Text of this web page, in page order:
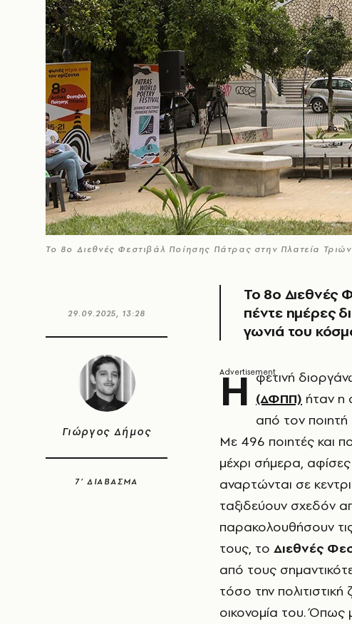
Το 8ο Διεθνές Φεστιβάλ Ποίησης Πάτρας στην Πλατεία
29.09.2025, 13:28
Γιώργος Δήμος
7’ ΔΙΑΒΑΣΜΑ
Το 8ο Διεθνές
πέντε ημέρες
γωνιά του
Η φετινή
(ΔΦΠΠ) ήταν η
από τον ποιητή
Με 496 ποιητές και
μέχρι σήμερα,
αναρτώνται σε
ταξιδεύουν σχεδόν
παρακολουθήσουν
τους, το Διεθνές
από τους
τόσο την
οικονομία του. Όπως